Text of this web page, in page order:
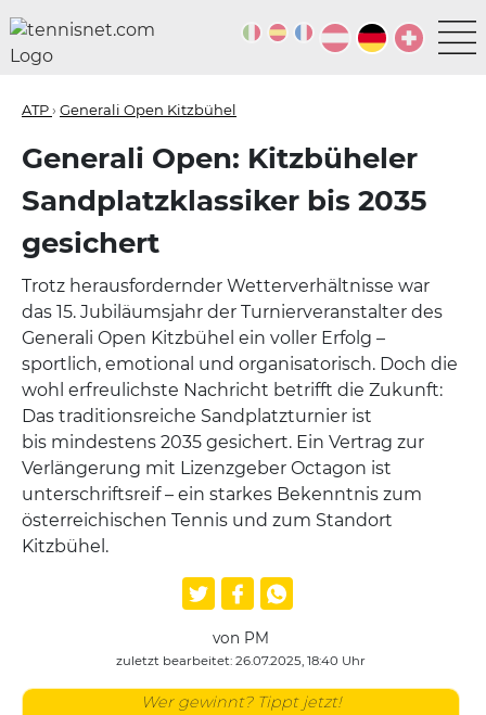
ATP› Generali Open Kitzbühel
Generali Open: Kitzbüheler
Sandplatzklassiker bis 2035
gesichert
Trotz herausfordernder Wetterverhältnisse war
das 15. Jubiläumsjahr der Turnierveranstalter des
Generali Open Kitzbühel ein voller Erfolg –
sportlich, emotional und organisatorisch. Doch die
wohl erfreulichste Nachricht betrifft die Zukunft:
Das traditionsreiche Sandplatzturnier ist
bis mindestens 2035 gesichert. Ein Vertrag zur
Verlängerung mit Lizenzgeber Octagon ist
unterschriftsreif – ein starkes Bekenntnis zum
österreichischen Tennis und zum Standort
Kitzbühel.
von PM
zuletzt bearbeitet: 26.07.2025, 18:40 Uhr
Wer gewinnt? Tippt jetzt!